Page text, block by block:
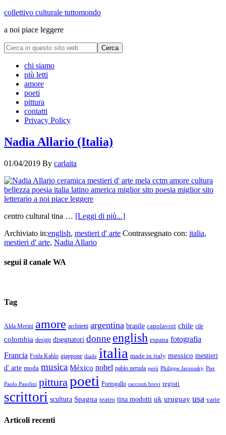
collettivo culturale tuttomondo
a noi piace leggere
chi siamo
più letti
amore
poeti
pittura
contatti
Privacy Policy
Nadia Allario (Italia)
01/04/2019 By carlaita
centro cultural tina … [Leggi di più...]
Archiviato in:english, mestieri d' arte Contrassegnato con: italia,
mestieri d' arte, Nadia Allario
segui il canale WA
Tag
Alda Merini amore architetti argentina brasile capolavori chile cile
colombia design disegnatori donne english espana fotografia
Francia Frida Kahlo giappone iliade italia made in italy messico mestieri
d' arte moda musica México nobel pablo neruda perù Philippe Jaroussky Pier
Paolo Pasolini pitturapoeti Portogallo racconti brevi registi
scrittori scultura Spagna teatro tina modotti uk uruguay usa varie
Articoli recenti